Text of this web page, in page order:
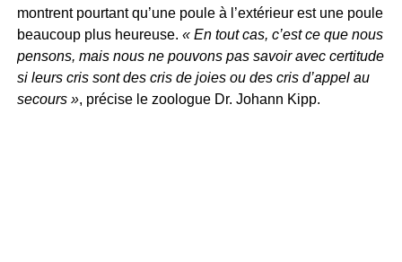
montrent pourtant qu’une poule à l’extérieur est une poule
beaucoup plus heureuse. « En tout cas, c’est ce que nous
pensons, mais nous ne pouvons pas savoir avec certitude
si leurs cris sont des cris de joies ou des cris d’appel au
secours », précise le zoologue Dr. Johann Kipp.